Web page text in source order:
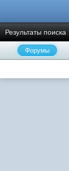
Результаты поиска
Форумы